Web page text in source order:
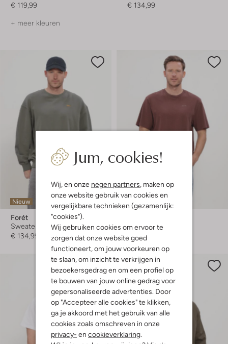
Jum, cookies!
Wij, en onze negen partners, maken op
onze website gebruik van cookies en
vergelijkbare technieken (gezamenlijk:
"cookies").
Wij gebruiken cookies om ervoor te
zorgen dat onze website goed
functioneert, om jouw voorkeuren op
te slaan, om inzicht te verkrijgen in
bezoekersgedrag en om een profiel op
te bouwen van jouw online gedrag voor
gepersonaliseerde advertenties. Door
op "Accepteer alle cookies" te klikken,
ga je akkoord met het gebruik van alle
cookies zoals omschreven in onze
privacy- en cookieverklaring.
€ 119,99
+ meer kleuren
€ 134,99
Nieuw
Forét
Sweater
€ 134,99
Nieuw
T-shirt
€ 69,99